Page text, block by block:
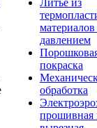
Литье из
давлением
покраска
обработка
прошивная